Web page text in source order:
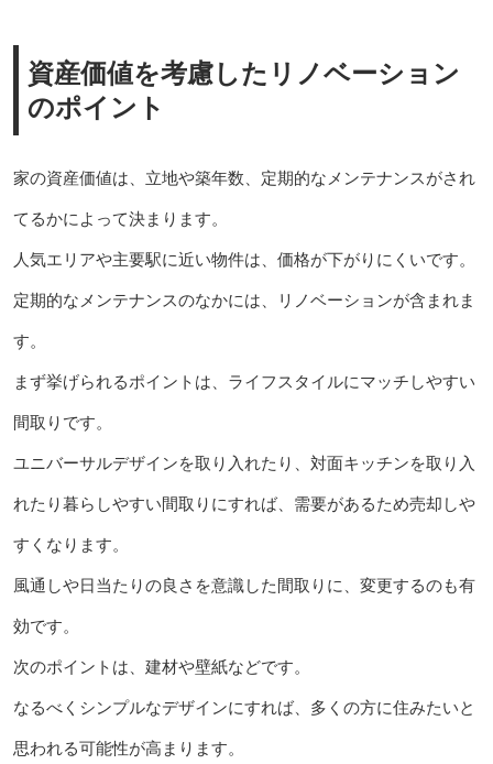
資産価値を考慮したリノベーション
のポイント
家の資産価値は、立地や築年数、定期的なメンテナンスがされ
てるかによって決まります。
人気エリアや主要駅に近い物件は、価格が下がりにくいです。
定期的なメンテナンスのなかには、リノベーションが含まれま
す。
まず挙げられるポイントは、ライフスタイルにマッチしやすい
間取りです。
ユニバーサルデザインを取り入れたり、対面キッチンを取り入
れたり暮らしやすい間取りにすれば、需要があるため売却しや
すくなります。
風通しや日当たりの良さを意識した間取りに、変更するのも有
効です。
次のポイントは、建材や壁紙などです。
なるべくシンプルなデザインにすれば、多くの方に住みたいと
思われる可能性が高まります。